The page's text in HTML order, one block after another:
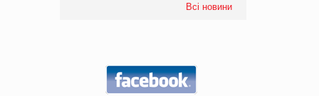
Всі новини